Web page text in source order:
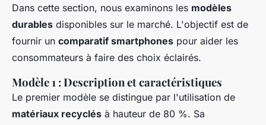
Dans cette section, nous examinons les modèles
durables disponibles sur le marché. L'objectif est de
fournir un comparatif smartphones pour aider les
consommateurs à faire des choix éclairés.
Modèle 1 : Description et caractéristiques
Le premier modèle se distingue par l'utilisation de
matériaux recyclés à hauteur de 80 %. Sa